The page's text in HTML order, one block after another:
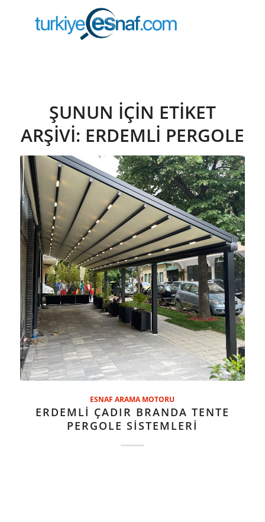
ŞUNUN IÇIN ETIKET
ARŞIVI: ERDEMLİ PERGOLE
ESNAF ARAMA MOTORU
ERDEMLİ ÇADIR BRANDA TENTE
PERGOLE SİSTEMLERİ